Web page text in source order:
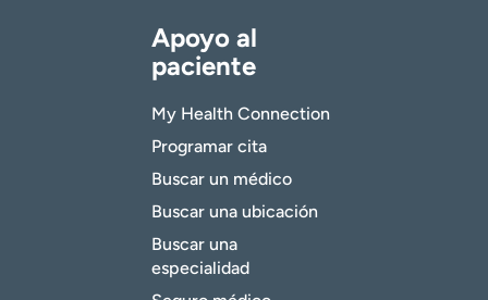
Apoyo al
paciente
My Health Connection
Programar cita
Buscar un médico
Buscar una ubicación
Buscar una
especialidad